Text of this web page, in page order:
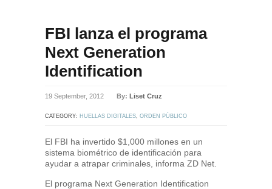
FBI lanza el programa
Next Generation
Identification
19 September, 2012 By: Liset Cruz
CATEGORY: HUELLAS DIGITALES, ORDEN PÚBLICO
El FBI ha invertido $1,000 millones en un
sistema biométrico de identificación para
ayudar a atrapar criminales, informa ZD Net.
El programa Next Generation Identification